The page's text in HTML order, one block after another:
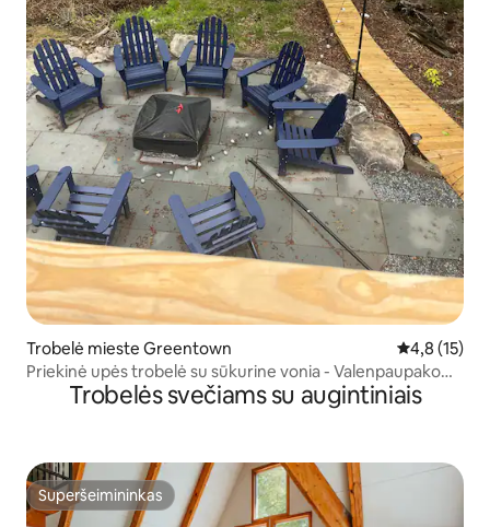
Trobelė mieste Greentown Vidutinis
4,8 (15)
Priekinė upės trobelė su sūkurine vonia - Valenpaupako
ežerasTrobelės svečiams su augintiniais
Superšeimininkas
Superšeimininkas